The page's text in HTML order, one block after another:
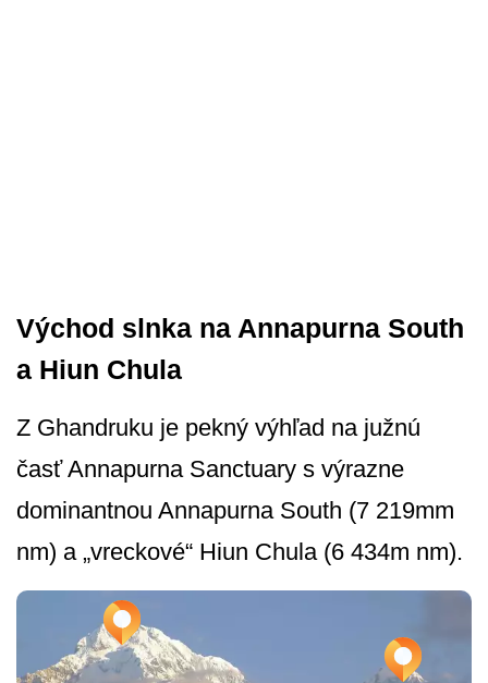
Východ slnka na Annapurna South
a Hiun Chula
Z Ghandruku je pekný výhľad na južnú
časť Annapurna Sanctuary s výrazne
dominantnou Annapurna South (7 219mm
nm) a „vreckové“ Hiun Chula (6 434m nm).